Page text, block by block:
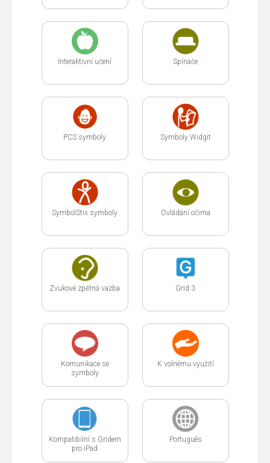
Interaktivní učení Spínače
PCS symboly Symboly Widgit
SymbolStix symboly Ovládání očima
Zvukové zpětná vazba Grid 3
Komunikace se
symboly
K volnému využití
Kompatibilní s Gridem
pro iPad
Português